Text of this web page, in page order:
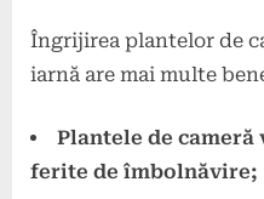
Îngrijirea plantelor de
iarnă are mai multe
Plantele de
ferite de îmbolnăvire;